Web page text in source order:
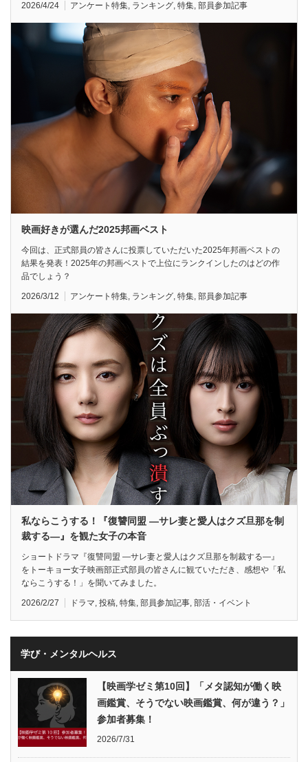
2026/4/24 アンケート特集, ランキング, 特集, 部員参加記事
映画好きが選んだ2025邦画ベスト
今回は、正式部員の皆さんに投票していただいた2025年邦画ベストの
結果を発表！2025年の邦画ベストで上位にランクインしたのはどの作
品でしょう？
2026/3/12 アンケート特集, ランキング, 特集, 部員参加記事
私ならこうする！『復讐同盟 —サレ妻と愛人はクズ旦那を制
裁する—』を観た女子の本音
ショートドラマ『復讐同盟 —サレ妻と愛人はクズ旦那を制裁する—』
をトーキョー女子映画部正式部員の皆さんに観ていただき、感想や「私
ならこうする！」を聞いてみました。
2026/2/27 ドラマ 投稿 特集 部員参加記事 部活・イベント
学び・メンタルヘルス
【映画学ゼミ第10回】「メタ認知が働く映
画鑑賞、そうでない映画鑑賞、何が違う？」
参加者募集！
2026/7/31